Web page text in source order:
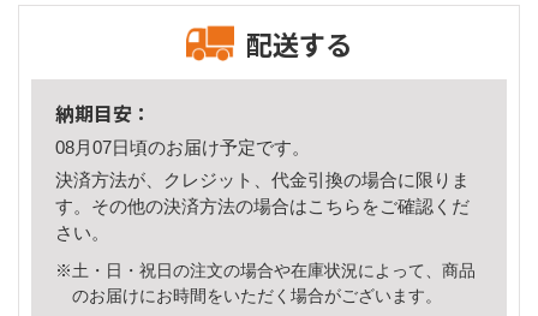
配送する
納期目安：
08月07日頃のお届け予定です。
決済方法が、クレジット、代金引換の場合に限りま
す。その他の決済方法の場合はこちら をご確認くだ
さい。
※土・日・祝日の注文の場合や在庫状況によって、商品
のお届けにお時間をいただく場合がございます。